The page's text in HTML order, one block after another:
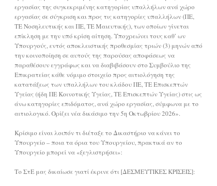
εργασίας της συγκεκριμένης κατηγορίας υπαλλήλων ανά χώρο
εργασίας σε σύγκριση και προς τις κατηγορίες υπαλλήλων (ΠΕ,
ΤΕ Νοσηλευτικής και ΠΕ, ΤΕ Μαιευτικής), των οποίων γίνεται
επίκληση με την υπό κρίση αίτηση. Υποχρεώνει τους καθ’ ων
Υπουργούς, εντός αποκλειστικής προθεσμίας τριών (3) μηνών από
την κοινοποίηση σε αυτούς της παρούσας αποφάσεως να
παραθέσουν εγγράφως και να διαβιβάσουν στο Συμβούλιο της
Επικρατείας κάθε νόμιμο στοιχείο προς αιτιολόγηση της
κατατάξεως των υπαλλήλων του κλάδου ΠΕ, ΤΕ Επισκεπτών
Υγείας (ήδη ΠΕ Κοινοτικής Υγείας, ΤΕ Επισκεπτών Υγείας) στις ως
άνω κατηγορίες επιδόματος, ανά χώρο εργασίας, σύμφωνα με το
αιτιολογικό. Ορίζει νέα δικάσιμο την 5η Οκτωβρίου 2026».
Κρίσιμο είναι λοιπόν τι διέταξε το Δικαστήριο να κάνει το
Υπουργείο – ποια τα όρια του Υπουργείου, πρακτικά αν το
Υπουργείο μπορεί να «ξεγλιστρήσει»:
Το ΣτΕ μας δικαίωσε γιατί έκρινε ότι [ΔΕΣΜΕΥΤΙΚΕΣ ΚΡΙΣΕΙΣ]: